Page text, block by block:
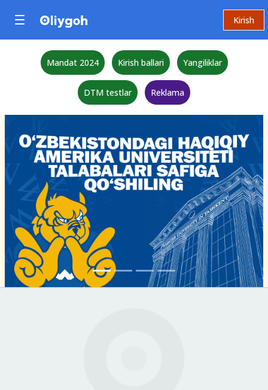
Kirish
Mandat 2024 Kirish ballari Yangiliklar
DTM testlar Reklama